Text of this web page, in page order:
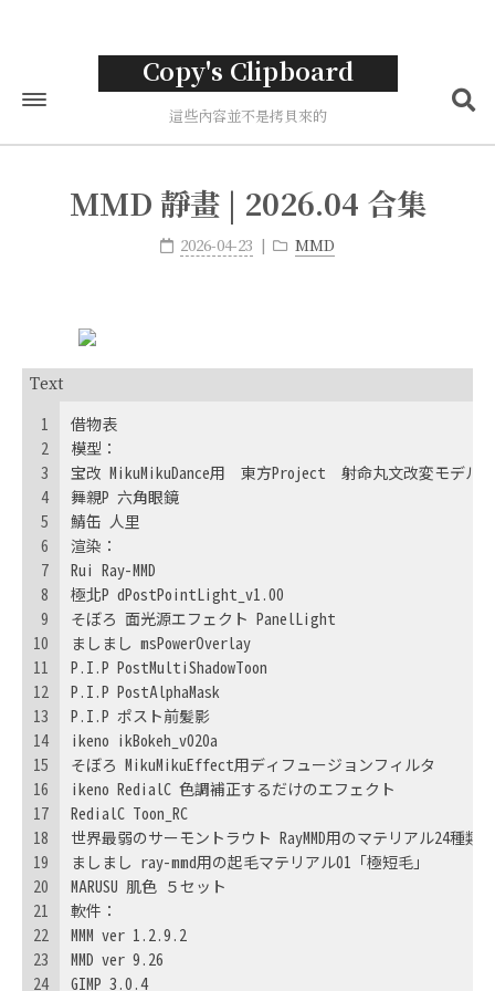
Copy's Clipboard
這些內容並不是拷貝來的
MMD 靜畫 | 2026.04 合集
2026-04-23 MMD
Text
1
2
3
4
5
6
7
8
9
10
11
12
13
14
15
16
17
18
19
20
21
22
23
24
借物表
模型：
宝改 MikuMikuDance用　東方Project　射命丸文改変モデル
舞親P 六角眼鏡
鯖缶 人里
渲染：
Rui Ray-MMD
極北P dPostPointLight_v1.00
そぼろ 面光源エフェクト PanelLight
ましまし msPowerOverlay
P.I.P PostMultiShadowToon
P.I.P PostAlphaMask
P.I.P ポスト前髪影
ikeno ikBokeh_v020a
そぼろ MikuMikuEffect用ディフュージョンフィルタ
ikeno RedialC 色調補正するだけのエフェクト
RedialC Toon_RC
世界最弱のサーモントラウト RayMMD用のマテリアル24種類
ましまし ray-mmd用の起毛マテリアル01「極短毛」
MARUSU 肌色 ５セット
軟件：
MMM ver 1.2.9.2
MMD ver 9.26
GIMP 3.0.4